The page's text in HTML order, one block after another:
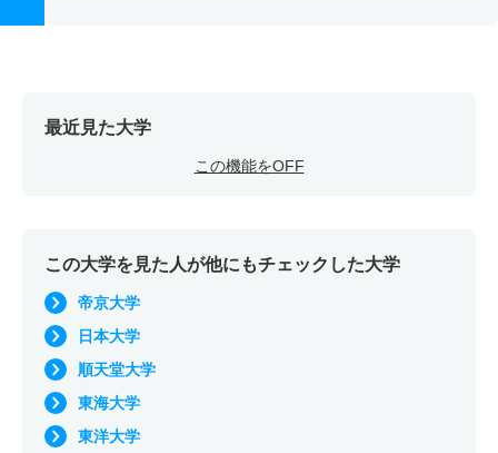
最近見た大学
この機能をOFF
この大学を見た人が他にもチェックした大学
帝京大学
日本大学
順天堂大学
東海大学
東洋大学